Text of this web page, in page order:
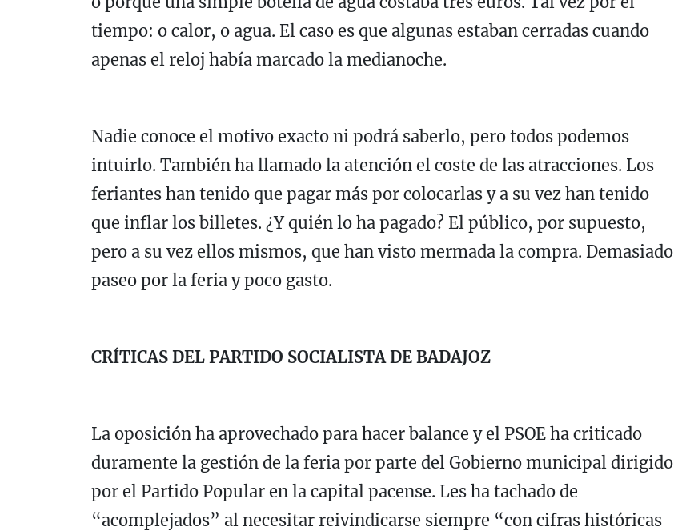
tiempo: o calor, o agua. El caso es que algunas estaban cerradas cuando
apenas el reloj había marcado la medianoche.
Nadie conoce el motivo exacto ni podrá saberlo, pero todos podemos
intuirlo. También ha llamado la atención el coste de las atracciones. Los
feriantes han tenido que pagar más por colocarlas y a su vez han tenido
que inflar los billetes. ¿Y quién lo ha pagado? El público, por supuesto,
pero a su vez ellos mismos, que han visto mermada la compra. Demasiado
paseo por la feria y poco gasto.
CRÍTICAS DEL PARTIDO SOCIALISTA DE BADAJOZ
La oposición ha aprovechado para hacer balance y el PSOE ha criticado
duramente la gestión de la feria por parte del Gobierno municipal dirigido
por el Partido Popular en la capital pacense. Les ha tachado de
“acomplejados” al necesitar reivindicarse siempre “con cifras históricas